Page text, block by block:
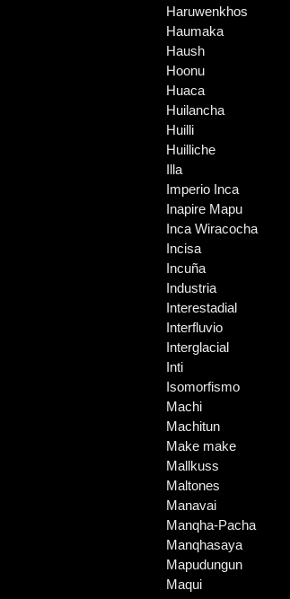
Haruwenkhos
Haumaka
Haush
Hoonu
Huaca
Huilancha
Huilli
Huilliche
Illa
Imperio Inca
Inapire Mapu
Inca Wiracocha
Incisa
Incuña
Industria
Interestadial
Interfluvio
Interglacial
Inti
Isomorfismo
Machi
Machitun
Make make
Mallkuss
Maltones
Manavai
Manqha-Pacha
Manqhasaya
Mapudungun
Maqui